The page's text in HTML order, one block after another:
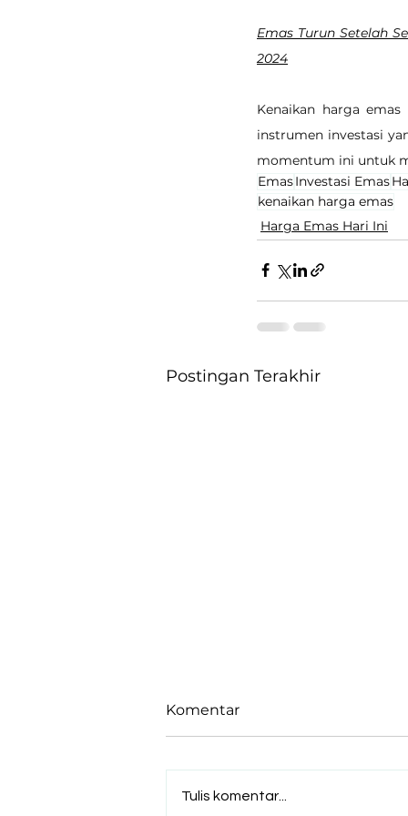
Emas Turun Setelah
2024
Kenaikan harga
instrumen investasi
momentum ini untuk
EmasInvestasi Emas
kenaikan harga emas
Harga Emas Hari Ini
Postingan Terakhir
Komentar
Tulis komentar...